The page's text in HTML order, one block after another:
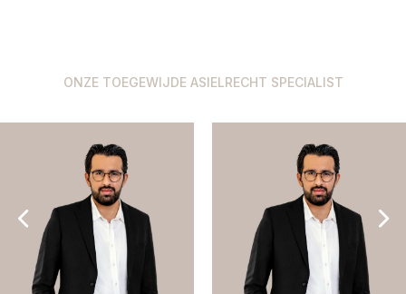
ONZE TOEGEWIJDE ASIELRECHT SPECIALIST